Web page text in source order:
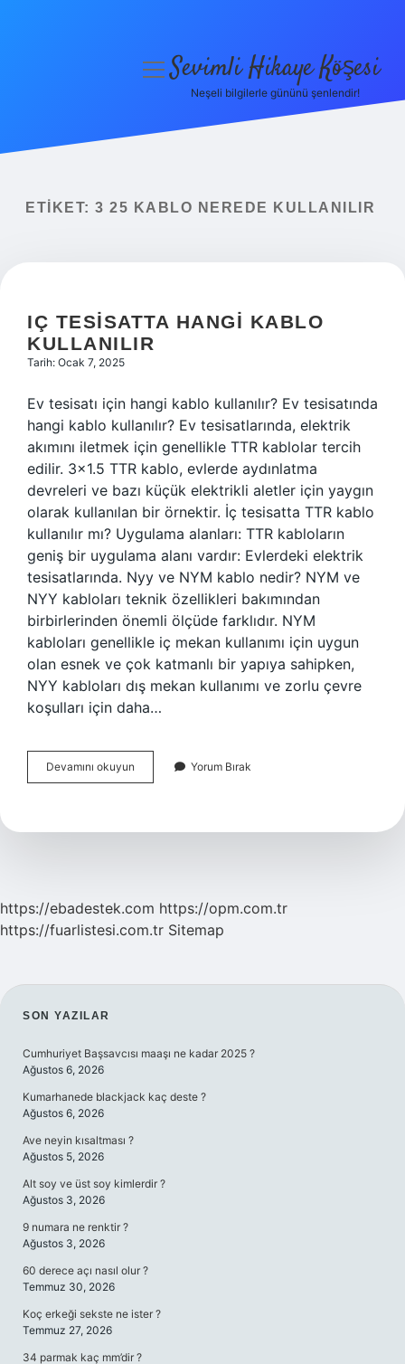
Yasal Uyarı
menüyüSevimli Hikaye Köşesi
Neşeli bilgilerle gününü şenlendir!
ETIKET: 3 25 KABLO NEREDE KULLANILIR
IÇ TESISATTA HANGI KABLO
KULLANILIR
Tarih: Ocak 7, 2025
Ev tesisatı için hangi kablo kullanılır? Ev tesisatında
hangi kablo kullanılır? Ev tesisatlarında, elektrik
akımını iletmek için genellikle TTR kablolar tercih
edilir. 3×1.5 TTR kablo, evlerde aydınlatma
devreleri ve bazı küçük elektrikli aletler için yaygın
olarak kullanılan bir örnektir. İç tesisatta TTR kablo
kullanılır mı? Uygulama alanları: TTR kabloların
geniş bir uygulama alanı vardır: Evlerdeki elektrik
tesisatlarında. Nyy ve NYM kablo nedir? NYM ve
NYY kabloları teknik özellikleri bakımından
birbirlerinden önemli ölçüde farklıdır. NYM
kabloları genellikle iç mekan kullanımı için uygun
olan esnek ve çok katmanlı bir yapıya sahipken,
NYY kabloları dış mekan kullanımı ve zorlu çevre
koşulları için daha…
Devamını okuyun
Tesisatta
Kullanılır
Yorum Bırak
https://ebadestek.com https://opm.com.tr
https://fuarlistesi.com.tr Sitemap
SIDEBAR
SON YAZILAR
Cumhuriyet Başsavcısı maaşı ne kadar 2025 ?
Ağustos 6, 2026
Kumarhanede blackjack kaç deste ?
Ağustos 6, 2026
Ave neyin kısaltması ?
Ağustos 5, 2026
Alt soy ve üst soy kimlerdir ?
Ağustos 3, 2026
9 numara ne renktir ?
Ağustos 3, 2026
60 derece açı nasıl olur ?
Temmuz 30, 2026
Koç erkeği sekste ne ister ?
Temmuz 27, 2026
34 parmak kaç mm’dir ?